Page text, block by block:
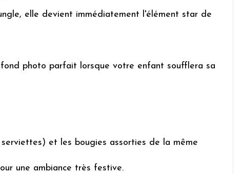
elle devient immédiatement l'élément star de
photo parfait lorsque votre enfant soufflera sa
et les bougies assorties de la même
une ambiance très festive.